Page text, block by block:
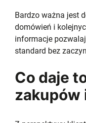
Bardzo ważna jest
domówień i
informacje
standard bez
Co daje
zakupów